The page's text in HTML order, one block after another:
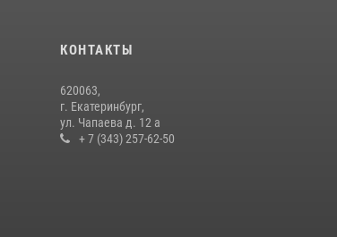
КОНТАКТЫ
620063,
г. Екатеринбург,
ул. Чапаева д. 12 а
+ 7 (343) 257-62-50